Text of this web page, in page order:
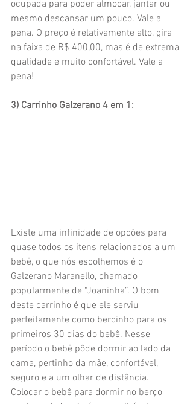
ocupada para poder almoçar, jantar ou
mesmo descansar um pouco. Vale a
pena. O preço é relativamente alto, gira
na faixa de R$ 400,00, mas é de extrema
qualidade e muito confortável. Vale a
pena!
3) Carrinho Galzerano 4 em 1:
Existe uma infinidade de opções para
quase todos os itens relacionados a um
bebê, o que nós escolhemos é o
Galzerano Maranello, chamado
popularmente de “Joaninha”. O bom
deste carrinho é que ele serviu
perfeitamente como bercinho para os
primeiros 30 dias do bebê. Nesse
período o bebê pôde dormir ao lado da
cama, pertinho da mãe, confortável,
seguro e a um olhar de distância.
Colocar o bebê para dormir no berço